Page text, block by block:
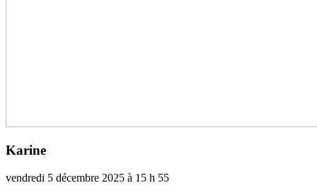
Karine
vendredi 5 décembre 2025 à 15 h 55